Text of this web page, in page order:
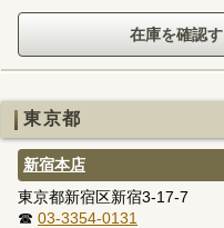
東京都
新宿本店
東京都新宿区新宿3-17-7
☎ 03-3354-0131